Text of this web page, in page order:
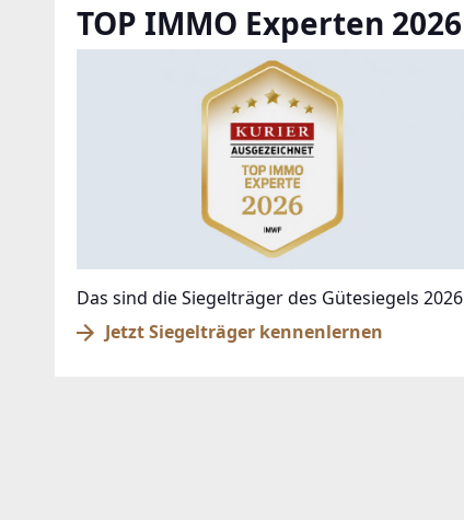
TOP IMMO Experten 2026
Das sind die Siegelträger des Gütesiegels 2026
Jetzt Siegelträger kennenlernen